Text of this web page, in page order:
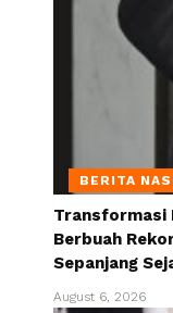
BERITA
Transformasi
Berbuah
Sepanjang
August 6, 2026